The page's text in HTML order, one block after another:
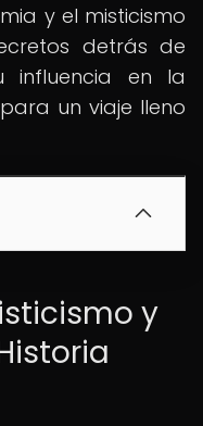
y el misticismo
detrás de
influencia en la
un viaje lleno
y